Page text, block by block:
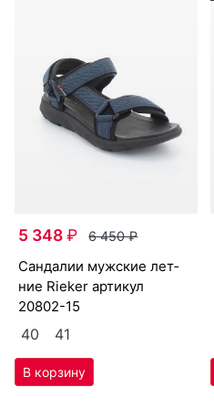
5 348₽ 6 450₽
сан­да­лии мужс­кие лет­
ние Ri­eker артикул
20802-15
40 41